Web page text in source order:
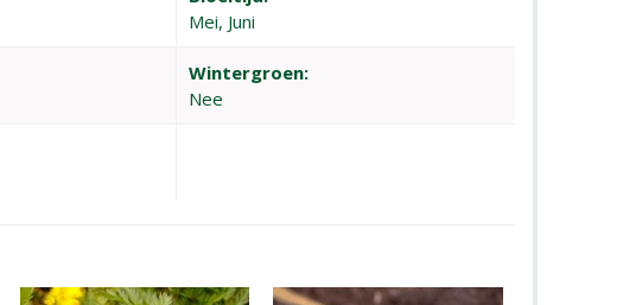
Mei, Juni
Wintergroen:
Nee